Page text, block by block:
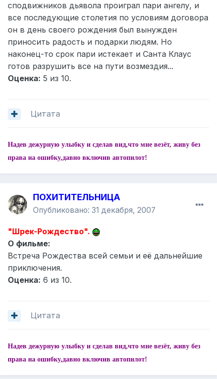
сподвижников дьявола проиграл пари ангелу, и
все последующие столетия по условиям договора
он в день своего рождения был вынужден
приносить радость и подарки людям. Но
наконец-то срок пари истекает и Санта Клаус
готов разрушить все на пути возмездия...
Оценка: 5 из 10.
Цитата
Надев дежурную улыбку и сделав вид,что мне везёт, живу без
права на ошибку,давно включив автопилот!
ПОХИТИТЕЛЬНИЦА
Опубликовано: 31 декабря, 2007
"Шрек-Рождество".
О фильме:
Встреча Рождества всей семьи и её дальнейшие
приключения.
Оценка: 6 из 10.
Цитата
Надев дежурную улыбку и сделав вид,что мне везёт, живу без
права на ошибку,давно включив автопилот!